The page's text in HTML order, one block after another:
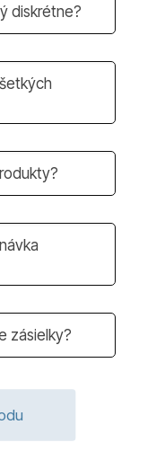
diskrétne?
zásielky?